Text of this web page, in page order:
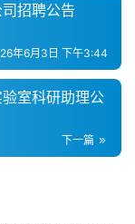
招聘公告
年6月3日 下午3:44
室科研助理公
下一篇